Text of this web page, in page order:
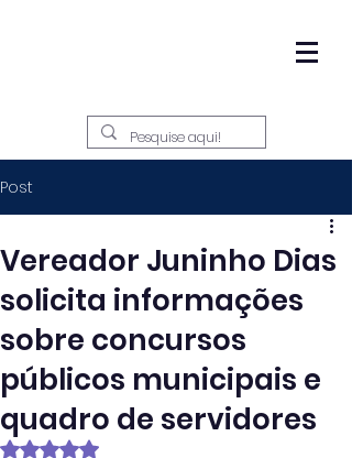
Post
Vereador Juninho Dias
solicita informações
sobre concursos
públicos municipais e
quadro de servidores
Avaliado com NaN de 5 estrelas.